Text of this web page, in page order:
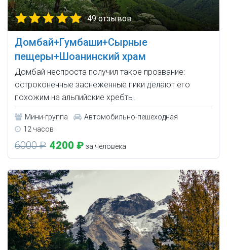
49 отзывов
Домбай+Гумбаши+Сырные
пещеры+Шоанинский храм
Домбай неспроста получил такое прозвание:
остроконечные заснеженные пики делают его
похожим на альпийские хребты.
Мини-группа
Автомобильно-пешеходная
12 часов
6000 ₽ 4200 ₽ за человека